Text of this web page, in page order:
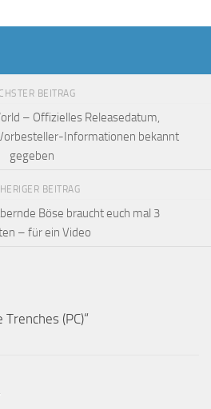
BEITRAG
– Offizielles Releasedatum,
Informationen bekannt
gegeben
BEITRAG
Böse braucht euch mal 3
– für ein Video
(PC)“